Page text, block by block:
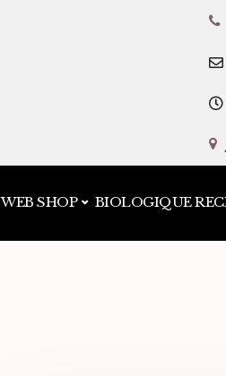
WEB SHOP BIOLOGIQUE